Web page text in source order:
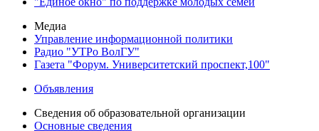
Медиа
Управление информационной политики
Радио "УТРо ВолГУ"
Газета "Форум. Университетский проспект,100"
Объявления
Сведения об образовательной организации
Основные сведения